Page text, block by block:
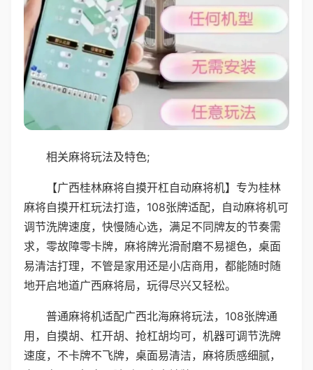
相关麻将玩法及特色;
【广西桂林麻将自摸开杠自动麻将机】专为桂林
麻将自摸开杠玩法打造，108张牌适配，自动麻将机可
调节洗牌速度，快慢随心选，满足不同牌友的节奏需
求，零故障零卡牌，麻将牌光滑耐磨不易褪色，桌面
易清洁打理，不管是家用还是小店商用，都能随时随
地开启地道广西麻将局，玩得尽兴又轻松。
普通麻将机适配广西北海麻将玩法，108张牌通
用，自摸胡、杠开胡、抢杠胡均可，机器可调节洗牌
速度，不卡牌不飞牌，桌面易清洁，麻将质感细腻，